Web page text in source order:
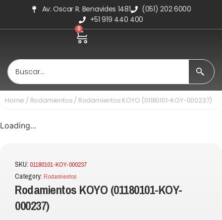
Av. Oscar R. Benavides 1481
(051) 202 6000
+51 919 440 400
0
Home / Rodamientos / Rodamientos KOYO (01180101-KOY-000237)
Loading...
SKU: 01180101-KOY-000237
Category: Rodamientos
Rodamientos KOYO (01180101-KOY-
000237)